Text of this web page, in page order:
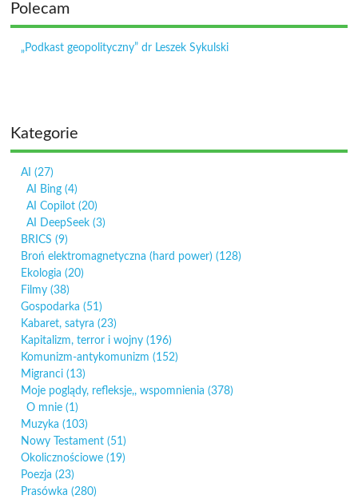
Polecam
„Podkast geopolityczny” dr Leszek Sykulski
Kategorie
AI (27)
AI Bing (4)
AI Copilot (20)
AI DeepSeek (3)
BRICS (9)
Broń elektromagnetyczna (hard power) (128)
Ekologia (20)
Filmy (38)
Gospodarka (51)
Kabaret, satyra (23)
Kapitalizm, terror i wojny (196)
Komunizm-antykomunizm (152)
Migranci (13)
Moje poglądy, refleksje,, wspomnienia (378)
O mnie (1)
Muzyka (103)
Nowy Testament (51)
Okolicznościowe (19)
Poezja (23)
Prasówka (280)